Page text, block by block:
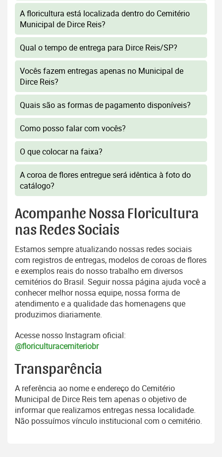
A floricultura está localizada dentro do Cemitério
Municipal de Dirce Reis?
Qual o tempo de entrega para Dirce Reis/SP?
Vocês fazem entregas apenas no Municipal de
Dirce Reis?
Quais são as formas de pagamento disponíveis?
Como posso falar com vocês?
O que colocar na faixa?
A coroa de flores entregue será idêntica à foto do
catálogo?
Acompanhe Nossa Floricultura
nas Redes Sociais
Estamos sempre atualizando nossas redes sociais
com registros de entregas, modelos de coroas de flores
e exemplos reais do nosso trabalho em diversos
cemitérios do Brasil. Seguir nossa página ajuda você a
conhecer melhor nossa equipe, nossa forma de
atendimento e a qualidade das homenagens que
produzimos diariamente.
Acesse nosso Instagram oficial:
@floriculturacemiteriobr
Transparência
A referência ao nome e endereço do Cemitério
Municipal de Dirce Reis tem apenas o objetivo de
informar que realizamos entregas nessa localidade.
Não possuímos vínculo institucional com o cemitério.